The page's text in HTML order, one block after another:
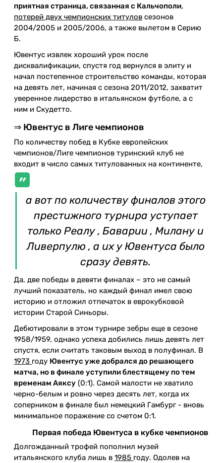
приятная страница, связанная с Кальчополи,
потерей двух чемпионских титулов сезонов
2004/2005 и 2005/2006, а также вылетом в Серию
Б.
Ювентус извлек хороший урок после
дисквалификации, спустя год вернулся в элиту и
начал постепенное строительство команды, которая
на девять лет, начиная с сезона 2011/2012, захватит
уверенное лидерство в итальянском футболе, а с
ним и Скудетто.
⇒ Ювентус в Лиге чемпионов
По количеству побед в Кубке европейских
чемпионов/Лиге чемпионов туринский клуб не
входит в число самых титулованных на континенте,
а вот по количеству финалов этого
престижного турнира уступает
только Реалу , Баварии , Милану и
Ливерпулю , а их у Ювентуса было
сразу девять.
Да, две победы в девяти финалах – это не самый
лучший показатель, но каждый финал имел свою
историю и отложил отпечаток в еврокубковой
истории Старой Синьоры.
Дебютировали в этом турнире зебры еще в сезоне
1958/1959, однако успеха добились лишь девять лет
спустя, если считать таковым выход в полуфинал. В
1973 году Ювентус уже добрался до решающего
матча, но в финале уступили блестящему по тем
временам Аяксу (0:1). Самой малости не хватило
черно-белым и ровно через десять лет, когда их
соперником в финале был немецкий Гамбург - вновь
минимальное поражение со счетом 0:1.
Первая победа Ювентуса в кубке чемпионов
Долгожданный трофей пополнил музей
итальянского клуба лишь в 1985 году. Одолев на